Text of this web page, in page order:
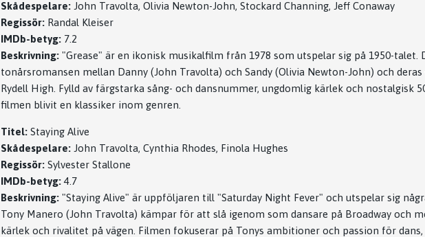
Skådespelare: John Travolta, Olivia Newton-John, Stockard Channing, Jeff Conaway
Regissör: Randal Kleiser
IMDb-betyg: 7.2
Beskrivning: "Grease" är en ikonisk musikalfilm från 1978 som utspelar sig på 1950-talet.
tonårsromansen mellan Danny (John Travolta) och Sandy (Olivia Newton-John) och deras
Rydell High. Fylld av färgstarka sång- och dansnummer, ungdomlig kärlek och nostalgisk
filmen blivit en klassiker inom genren.
Titel: Staying Alive
Skådespelare: John Travolta, Cynthia Rhodes, Finola Hughes
Regissör: Sylvester Stallone
IMDb-betyg:4.7
Beskrivning: "Staying Alive" är uppföljaren till "Saturday Night Fever" och utspelar sig
Tony Manero (John Travolta) kämpar för att slå igenom som dansare på Broadway och
kärlek och rivalitet på vägen. Filmen fokuserar på Tonys ambitioner och passion för